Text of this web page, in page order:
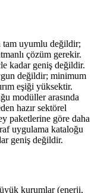
tam uyumlu değildir;
çözüm gerekir.
kadar geniş değildir.
değildir; minimum
eşiği yüksektir.
modüller arasında
hazır sektörel
paketlerine göre daha
uygulama kataloğu
geniş değildir.
kurumlar (enerji,